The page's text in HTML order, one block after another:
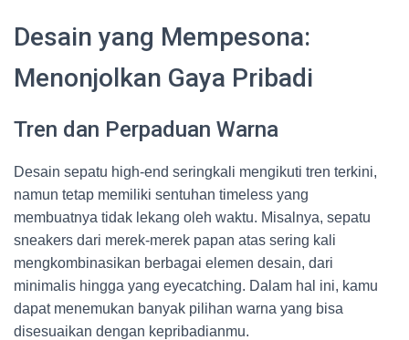
Desain yang Mempesona:
Menonjolkan Gaya Pribadi
Tren dan Perpaduan Warna
Desain sepatu high-end seringkali mengikuti tren terkini,
namun tetap memiliki sentuhan timeless yang
membuatnya tidak lekang oleh waktu. Misalnya, sepatu
sneakers dari merek-merek papan atas sering kali
mengkombinasikan berbagai elemen desain, dari
minimalis hingga yang eyecatching. Dalam hal ini, kamu
dapat menemukan banyak pilihan warna yang bisa
disesuaikan dengan kepribadianmu.